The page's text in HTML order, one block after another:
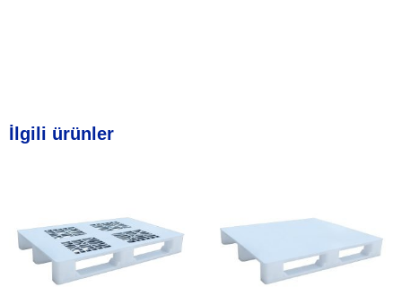
İlgili ürünler